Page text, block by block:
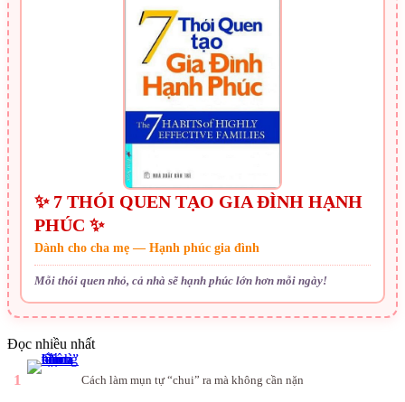
✨ 7 THÓI QUEN TẠO GIA ĐÌNH HẠNH
PHÚC ✨
Dành cho cha mẹ — Hạnh phúc gia đình
Mỗi thói quen nhỏ, cả nhà sẽ hạnh phúc lớn hơn mỗi ngày!
Đọc nhiều nhất
1 Cách làm mụn tự “chui” ra mà không cần nặn